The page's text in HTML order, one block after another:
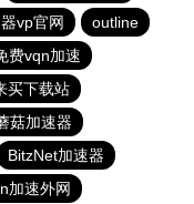
vp官网
outline
费vqn加速
买下载站
菇加速器
BitzNet加速器
加速外网